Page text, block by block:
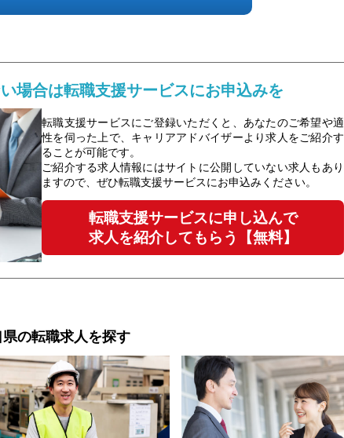
場合は転職支援サービスにお申込みを
転職支援サービスにご登録いただくと、あなたのご希望や適
性を伺った上で、キャリアアドバイザーより求人をご紹介す
ることが可能です。
ご紹介する求人情報にはサイトに公開していない求人もあり
ますので、ぜひ転職支援サービスにお申込みください。
転職支援サービスに申し込んで
求人を紹介してもらう【無料】
県の転職求人を探す